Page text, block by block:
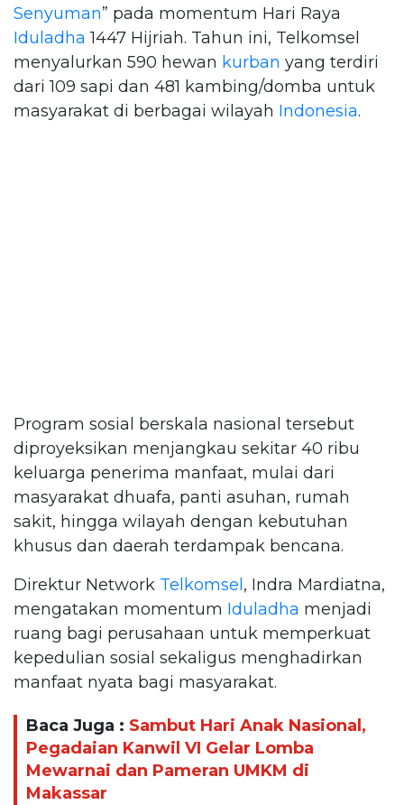
Senyuman” pada momentum Hari Raya
Iduladha 1447 Hijriah. Tahun ini, Telkomsel
menyalurkan 590 hewan kurban yang terdiri
dari 109 sapi dan 481 kambing/domba untuk
masyarakat di berbagai wilayah Indonesia.
Program sosial berskala nasional tersebut
diproyeksikan menjangkau sekitar 40 ribu
keluarga penerima manfaat, mulai dari
masyarakat dhuafa, panti asuhan, rumah
sakit, hingga wilayah dengan kebutuhan
khusus dan daerah terdampak bencana.
Direktur Network Telkomsel , Indra Mardiatna,
mengatakan momentum Iduladha menjadi
ruang bagi perusahaan untuk memperkuat
kepedulian sosial sekaligus menghadirkan
manfaat nyata bagi masyarakat.
Baca Juga : Sambut Hari Anak Nasional,
Pegadaian Kanwil VI Gelar Lomba
Mewarnai dan Pameran UMKM di
Makassar